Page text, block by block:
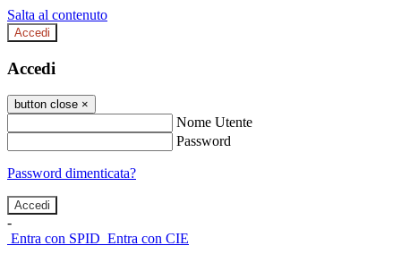
Salta al contenuto
Accedi
Accedi
button close ×
Nome Utente
Password
Password dimenticata?
-
Entra con SPID Entra con CIE